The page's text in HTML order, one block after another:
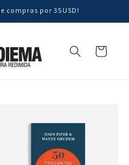
compras por 35USD!
Carrito